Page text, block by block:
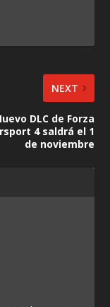
NEXT
DLC de Forza
4 saldrá el 1
de noviembre